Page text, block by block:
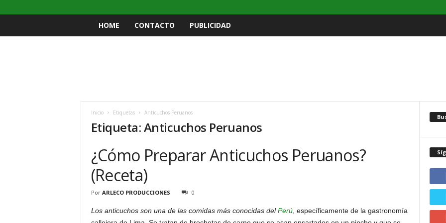
HOME CONTACTO PUBLICIDAD
Inicio Etiquetas Anticuchos Peruanos
Etiqueta: Anticuchos Peruanos
¿Cómo Preparar Anticuchos Peruanos?
(Receta)
Por ARLECO PRODUCCIONES 0
Los anticuchos son una de las comidas más conocidas delPerú, específicamente de la gastronomía